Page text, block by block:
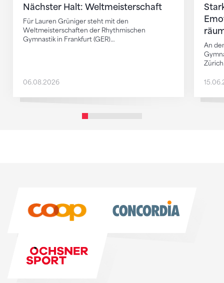
Nächster Halt: Weltmeisterschaft
Für Lauren Grüniger steht mit den
Weltmeisterschaften der Rhythmischen
Gymnastik in Frankfurt (GER)…
06.08.2026
An